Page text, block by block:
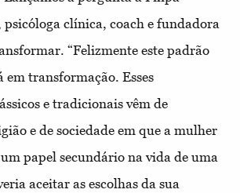
clínica, coach e fundadora
“Felizmente este padrão
em transformação. Esses
e tradicionais vêm de
e de sociedade em que a mulher
papel secundário na vida de uma
aceitar as escolhas da sua